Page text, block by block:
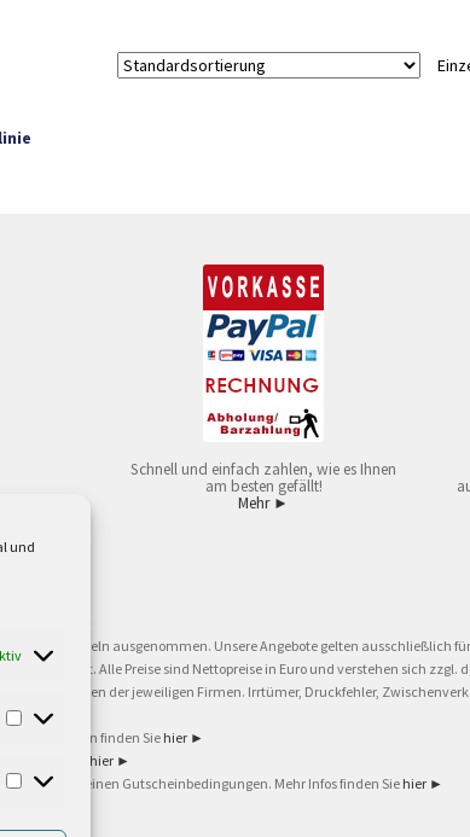
und
Schnell und einfach zahlen, wie es Ihnen
am besten gefällt!
Mehr ►
Inseln ausgenommen. Unsere Angebote gelten
an privat. Alle Preise sind Nettopreise in Euro und verstehen sich
Warenzeichen der jeweiligen Firmen. Irrtümer, Druckfehler,
finden Sie hier ►
hier ►
allgemeinen Gutscheinbedingungen. Mehr Infos finden Sie hier ►